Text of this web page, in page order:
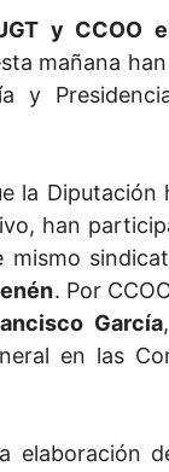
y CCOO
mañana
y
la
han
. Por
García
en las
elaboración